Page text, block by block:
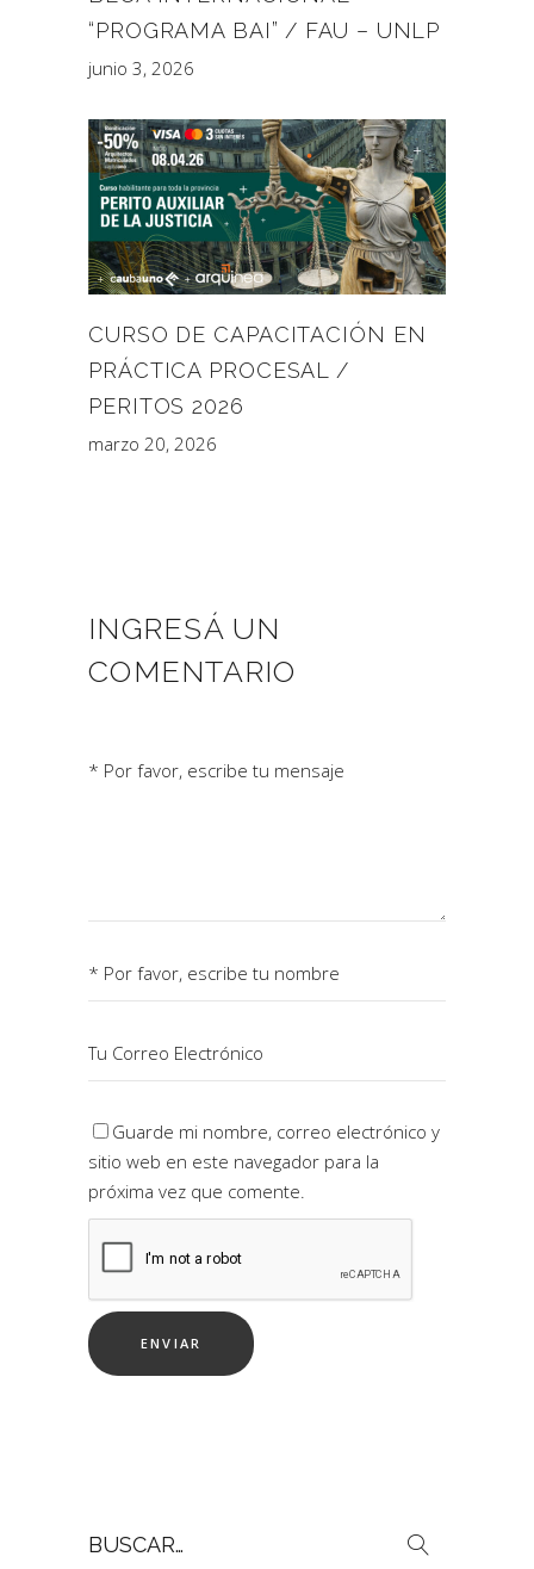
“PROGRAMA BAI” / FAU – UNLP
junio 3, 2026
CURSO DE CAPACITACIÓN EN
PRÁCTICA PROCESAL /
PERITOS 2026
marzo 20, 2026
INGRESÁ UN
COMENTARIO
Guarde mi nombre, correo electrónico y
sitio web en este navegador para la
próxima vez que comente.
por: